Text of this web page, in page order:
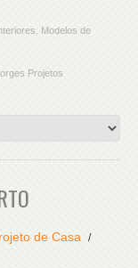
Modelos de
Projetos
de Casa